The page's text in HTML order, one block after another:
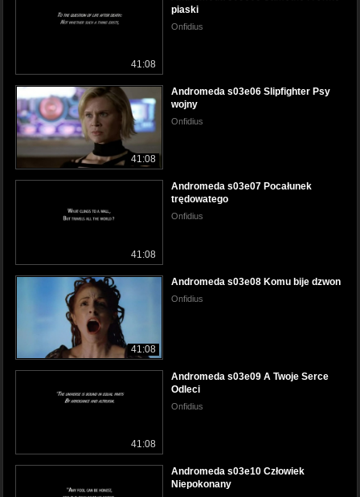
41:08
piaski
Onfidius
41:08
Andromeda s03e06 Slipfighter Psy
wojny
Onfidius
41:08
Andromeda s03e07 Pocałunek
trędowatego
Onfidius
41:08
Andromeda s03e08 Komu bije dzwon
Onfidius
41:08
Andromeda s03e09 A Twoje Serce
Odleci
Onfidius
Andromeda s03e10 Człowiek
Niepokonany